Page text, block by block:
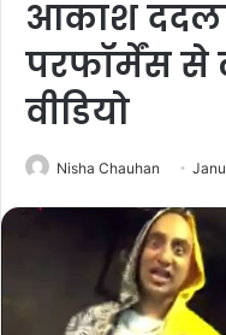
आकाश
परफॉर्मेंस
वीडियो
Nisha Chauhan